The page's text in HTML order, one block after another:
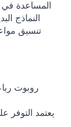
النماذج
تنسيق
يعتمد التوفر